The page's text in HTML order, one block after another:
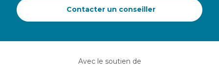
Contacter un conseiller
Avec le soutien de